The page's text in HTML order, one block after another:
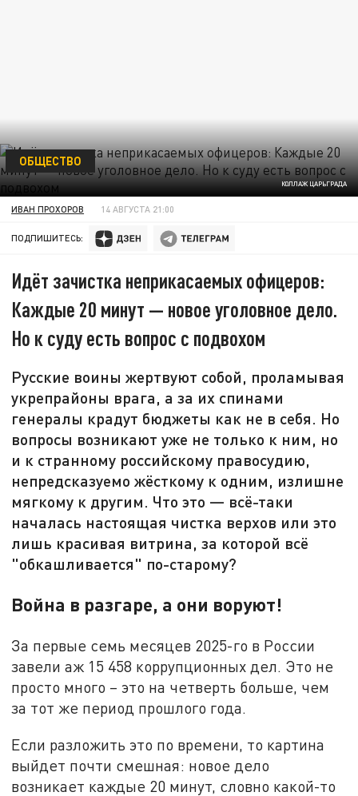
КОЛЛАЖ ЦАРЬГРАДА
ОБЩЕСТВО
ИВАН ПРОХОРОВ 14 АВГУСТА 21:00
ПОДПИШИТЕСЬ:
Идёт зачистка неприкасаемых офицеров:
Каждые 20 минут — новое уголовное дело.
Но к суду есть вопрос с подвохом
Русские воины жертвуют собой, проламывая
укрепрайоны врага, а за их спинами
генералы крадут бюджеты как не в себя. Но
вопросы возникают уже не только к ним, но
и к странному российскому правосудию,
непредсказуемо жёсткому к одним, излишне
мягкому к другим. Что это — всё-таки
началась настоящая чистка верхов или это
лишь красивая витрина, за которой всё
"обкашливается" по-старому?
Война в разгаре, а они воруют!
За первые семь месяцев 2025-го в России
завели аж 15 458 коррупционных дел. Это не
просто много – это на четверть больше, чем
за тот же период прошлого года.
Если разложить это по времени, то картина
выйдет почти смешная: новое дело
возникает каждые 20 минут, словно какой-то